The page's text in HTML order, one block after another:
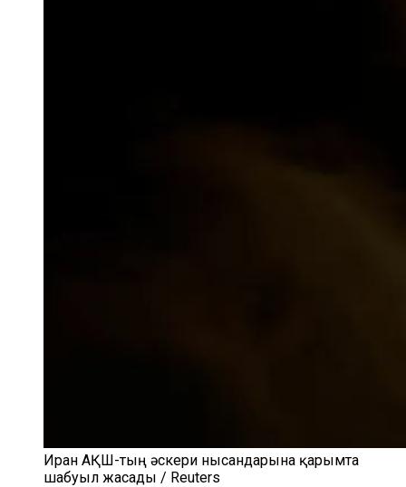
Иран АҚШ-тың әскери нысандарына қарымта
шабуыл жасады / Reuters